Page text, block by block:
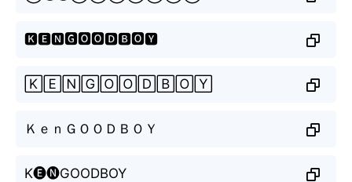
🅺🅴🅽🅶🅾🅾🅳🅱🅾🆈
🄺🄴🄽🄶🄾🄾🄳🄱🄾🅈
ＫｅｎＧＯＯＤＢＯＹ
K🅔🅝GOODBOY